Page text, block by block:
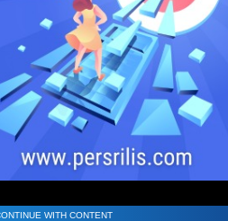
WITH CONTENT